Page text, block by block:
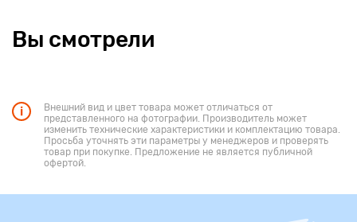
Вы смотрели
Внешний вид и цвет товара может отличаться от
представленного на фотографии. Производитель может
изменить технические характеристики и комплектацию товара.
Просьба уточнять эти параметры у менеджеров и проверять
товар при покупке. Предложение не является публичной
офертой.